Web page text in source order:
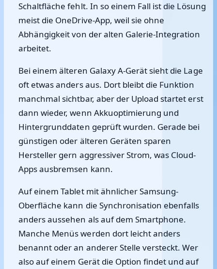
Schaltfläche fehlt. In so einem Fall ist die Lösung
meist die OneDrive-App, weil sie ohne
Abhängigkeit von der alten Galerie-Integration
arbeitet.
Bei einem älteren Galaxy A-Gerät sieht die Lage
oft etwas anders aus. Dort bleibt die Funktion
manchmal sichtbar, aber der Upload startet erst
dann wieder, wenn Akkuoptimierung und
Hintergrunddaten geprüft wurden. Gerade bei
günstigen oder älteren Geräten sparen
Hersteller gern aggressiver Strom, was Cloud-
Apps ausbremsen kann.
Auf einem Tablet mit ähnlicher Samsung-
Oberfläche kann die Synchronisation ebenfalls
anders aussehen als auf dem Smartphone.
Manche Menüs werden dort leicht anders
benannt oder an anderer Stelle versteckt. Wer
also auf einem Gerät die Option findet und auf